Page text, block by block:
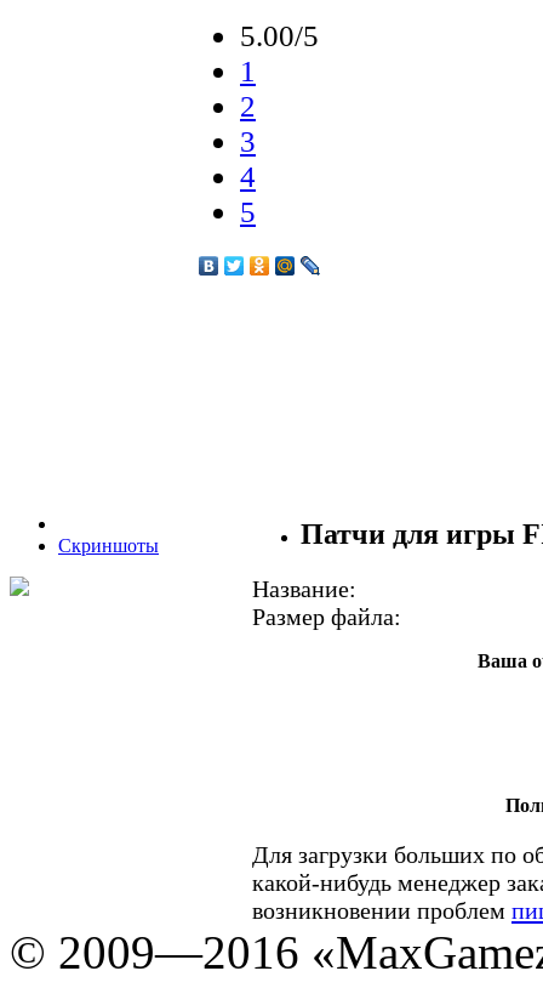
5.00/5
1
2
3
4
5
Скриншоты Патчи для игры
Название:
Размер файла:
Ваша
Для загрузки больших по
какой-нибудь менеджер
возникновении проблем
© 2009—2016